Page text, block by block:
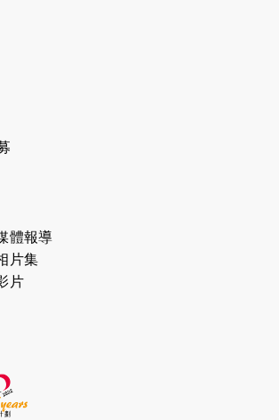
猛龍長跑隊恆常練習 - 4月16日
（19:00開始）
太古家＋賞系列：漫步魔術與音樂
體報導
片集
片